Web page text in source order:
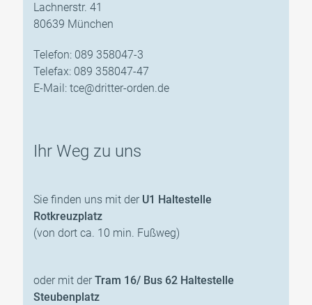
Lachnerstr. 41
80639 München
Telefon: 089 358047-3
Telefax: 089 358047-47
E-Mail: tce@dritter-orden.de
Ihr Weg zu uns
Sie finden uns mit der U1 Haltestelle
Rotkreuzplatz
(von dort ca. 10 min. Fußweg)
oder mit der Tram 16/ Bus 62 Haltestelle
Steubenplatz